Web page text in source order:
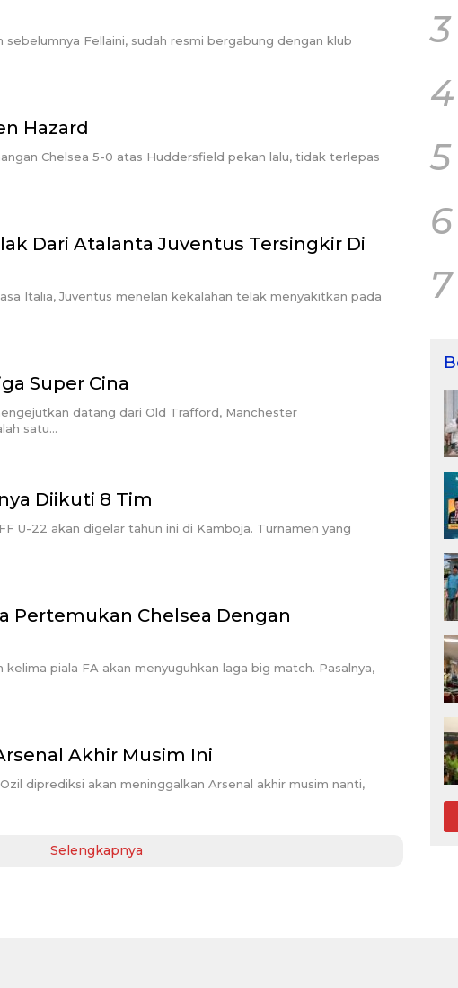
sebelumnya Fellaini, sudah resmi bergabung dengan klub
Hazard
Chelsea 5-0 atas Huddersfield pekan lalu, tidak terlepas
Dari Atalanta Juventus Tersingkir Di
Italia, Juventus menelan kekalahan telak menyakitkan pada
Super Cina
datang dari Old Trafford, Manchester
satu…
Diikuti 8 Tim
U-22 akan digelar tahun ini di Kamboja. Turnamen yang
Pertemukan Chelsea Dengan
kelima piala FA akan menyuguhkan laga big match. Pasalnya,
Akhir Musim Ini
diprediksi akan meninggalkan Arsenal akhir musim nanti,
Selengkapnya
3
4
5
6
7